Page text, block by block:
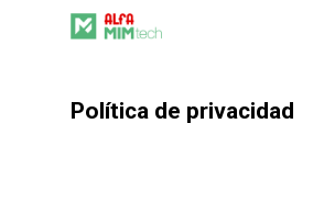
Política de privacidad